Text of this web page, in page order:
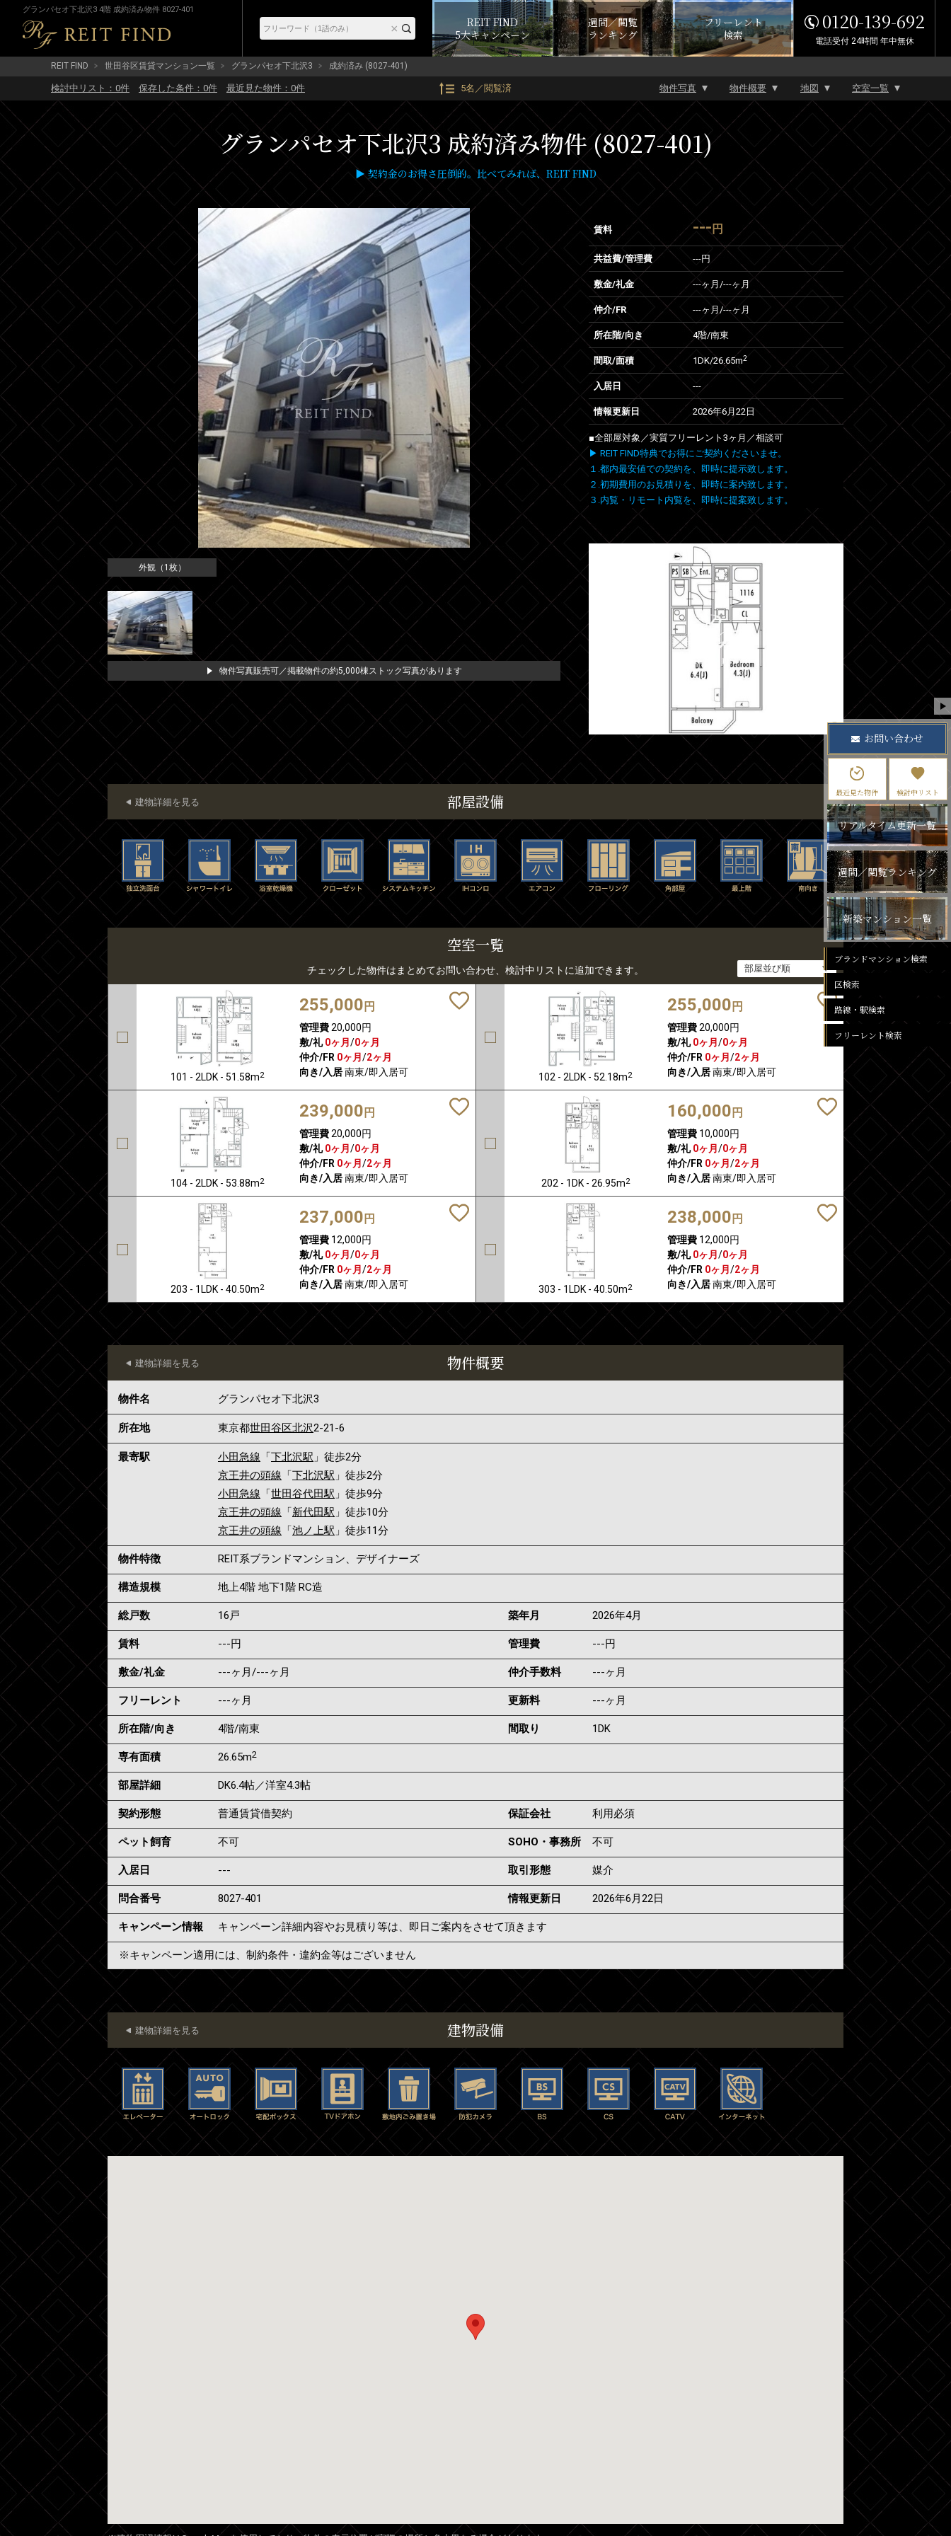
グランパセオ下北沢3 4階 成約済み物件 8027-401
REIT FIND
5大キャンペーン
週間／閲覧
ランキング
フリーレント
検索
0120-139-692
電話受付 24時間 年中無休
REIT FIND 世田谷区賃貸マンション一覧 グランパセオ下北沢3 成約済み (8027-401)
検討中リスト： 0件 保存した条件： 0件 最近見た物件： 0件 5名／閲覧済 物件写真 物件概要 地図 空室一覧
グランパセオ下北沢3 成約済み物件 (8027-401)
▶ 契約金のお得さ圧倒的。比べてみれば、REIT FIND
外観（1枚）
物件写真販売可／掲載物件の約5,000棟ストック写真があります
賃料 --- 円
共益費/管理費 ---円
敷金/礼金 ---ヶ月 /---ヶ月
仲介/FR ---ヶ月 /---ヶ月
所在階/向き 4階/南東
間取/面積 1DK/26.65m2
入居日 ---
情報更新日 2026年6月22日
■全部屋対象／実質フリーレント3ヶ月／相談可
▶ REIT FIND特典でお得にご契約くださいませ。
１.都内最安値での契約を、即時に提示致します。
２.初期費用のお見積りを、即時に案内致します。
３.内覧・リモート内覧を、即時に提案致します。
部屋設備
建物詳細を見る
空室一覧
チェックした物件はまとめてお問い合わせ、検討中リストに追加できます。
101 - 2LDK - 51.58m2
255,000 円
管理費20,000円
敷/礼 0ヶ月 /0ヶ月
仲介/FR 0ヶ月 /2ヶ月
向き/入居南東/即入居可 102 - 2LDK - 52.18m2
255,000 円
管理費20,000円
敷/礼 0ヶ月 /0ヶ月
仲介/FR 0ヶ月 /2ヶ月
向き/入居南東/即入居可
104 - 2LDK - 53.88m2
239,000 円
管理費20,000円
敷/礼 0ヶ月 /0ヶ月
仲介/FR 0ヶ月 /2ヶ月
向き/入居南東/即入居可 202 - 1DK - 26.95m2
160,000 円
管理費10,000円
敷/礼 0ヶ月 /0ヶ月
仲介/FR 0ヶ月 /2ヶ月
向き/入居南東/即入居可
203 - 1LDK - 40.50m2
237,000 円
管理費12,000円
敷/礼 0ヶ月 /0ヶ月
仲介/FR 0ヶ月 /2ヶ月
向き/入居南東/即入居可 303 - 1LDK - 40.50m2
238,000 円
管理費12,000円
敷/礼 0ヶ月 /0ヶ月
仲介/FR 0ヶ月 /2ヶ月
向き/入居南東/即入居可
物件概要
建物詳細を見る
物件名 グランパセオ下北沢3
所在地 東京都世田谷区北沢2-21-6
最寄駅 小田急線 「下北沢駅 」徒歩2分
京王井の頭線 「下北沢駅 」徒歩2分
小田急線 「世田谷代田駅 」徒歩9分
京王井の頭線 「新代田駅 」徒歩10分
京王井の頭線 「池ノ上駅 」徒歩11分
物件特徴 REIT系ブランドマンション、デザイナーズ
構造規模 地上4階 地下1階 RC造
総戸数 16戸 築年月 2026年4月
賃料 ---円 管理費 ---円
敷金/礼金 ---ヶ月/---ヶ月 仲介手数料 ---ヶ月
フリーレント ---ヶ月 更新料 ---ヶ月
所在階/向き 4階/南東 間取り 1DK
専有面積 26.65m2
部屋詳細 DK6.4帖／洋室4.3帖
契約形態 普通賃貸借契約 保証会社 利用必須
ペット飼育 不可 SOHO・事務所 不可
入居日 --- 取引形態 媒介
問合番号 8027-401 情報更新日 2026年6月22日
キャンペーン情報 キャンペーン詳細内容やお見積り等は、即日ご案内をさせて頂きます
※キャンペーン適用には、制約条件・違約金等はございません
建物設備
建物詳細を見る
お問い合わせ
最近見た物件 検討中リスト
リアルタイム更新一覧
週間／閲覧ランキング
新築マンション一覧
ブランドマンション検索
区検索
路線・駅検索
フリーレント検索